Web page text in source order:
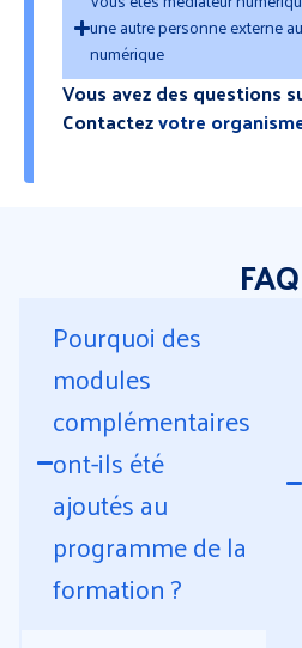
une autre personne externe
numérique​
Vous avez des questions
Contactezvotre
FAQ
Pourquoi des
modules
complémentaires
ont-ils été
ajoutés au
programme de la
formation ?